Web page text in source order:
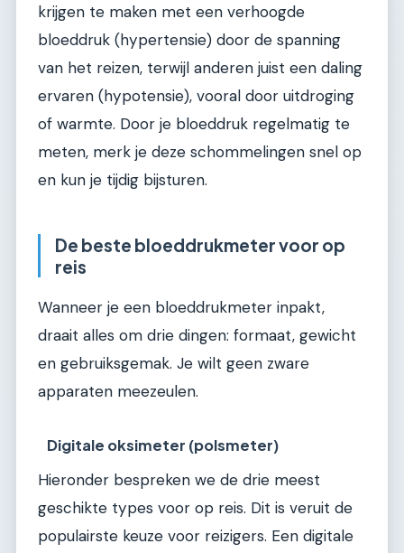
krijgen te maken met een verhoogde
bloeddruk (hypertensie) door de spanning
van het reizen, terwijl anderen juist een daling
ervaren (hypotensie), vooral door uitdroging
of warmte. Door je bloeddruk regelmatig te
meten, merk je deze schommelingen snel op
en kun je tijdig bijsturen.
De beste bloeddrukmeter voor op
reis
Wanneer je een bloeddrukmeter inpakt,
draait alles om drie dingen: formaat, gewicht
en gebruiksgemak. Je wilt geen zware
apparaten meezeulen.
Digitale oksimeter (polsmeter)
Hieronder bespreken we de drie meest
geschikte types voor op reis. Dit is veruit de
populairste keuze voor reizigers. Een digitale